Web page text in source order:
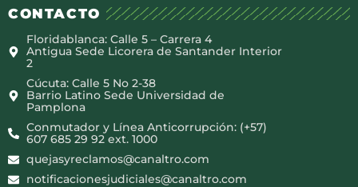
CONTACTO
Floridablanca: Calle 5 – Carrera 4
Antigua Sede Licorera de Santander Interior
2
Cúcuta: Calle 5 No 2-38
Barrio Latino Sede Universidad de
Pamplona
Conmutador y Línea Anticorrupción: (+57)
607 685 29 92 ext. 1000
quejasyreclamos@canaltro.com
notificacionesjudiciales@canaltro.com